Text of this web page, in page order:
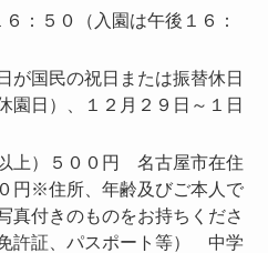
：５０（入園は午後１６：
が国民の祝日または振替休日
園日）、１２月２９日～１日
上） ５００円 名古屋市在住
円※住所、年齢及びご本人で
真付きのものをお持ちくださ
許証、パスポート等） 中学